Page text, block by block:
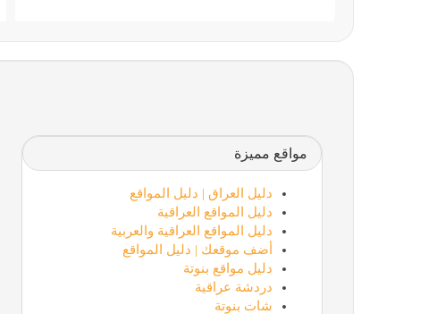
مواقع مميزة
دليل العراق | دليل المواقع
دليل المواقع العراقية
دليل المواقع العراقية والعربية
أضف موقعك | دليل المواقع
دليل مواقع بنوتة
دردشة عراقية
شات بنوتة